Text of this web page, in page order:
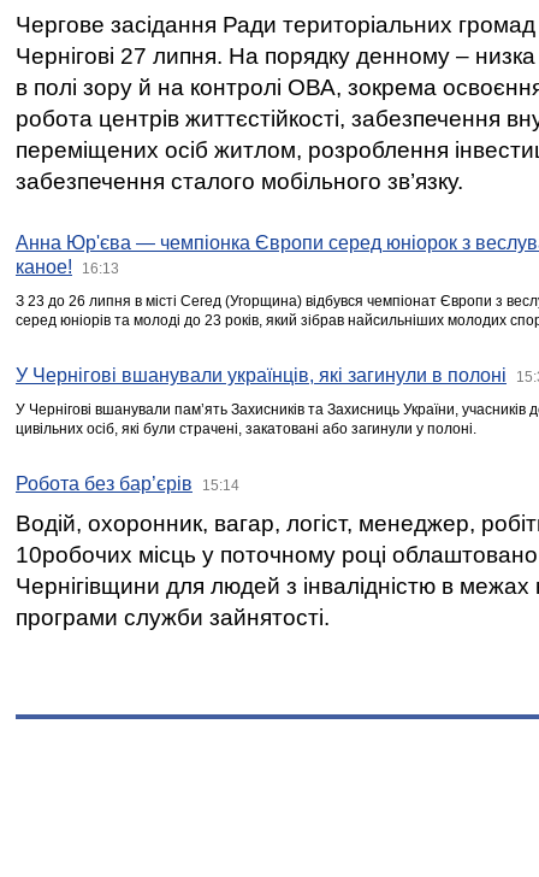
Чергове засідання Ради територіальних громад
Чернігові 27 липня. На порядку денному –
в полі зору й на контролі ОВА, зокрема освоєння
робота центрів життєстійкості, забезпечення
переміщених осіб житлом, розроблення
забезпечення сталого мобільного зв’язку.
Анна Юр'єва — чемпіонка Європи серед юніорок з
каное!
16:13
З 23 до 26 липня в місті Сегед (Угорщина) відбувся чемпіонат Європи з
серед юніорів та молоді до 23 років, який зібрав найсильніших молодих
У Чернігові вшанували українців, які загинули в полоні
У Чернігові вшанували пам’ять Захисників та Захисниць України,
цивільних осіб, які були страчені, закатовані або загинули у полоні.
Робота без бар’єрів 15:14
Водій, охоронник, вагар, логіст, менеджер,
10робочих місць у поточному році
Чернігівщини для людей з інвалідністю в межах
програми служби зайнятості.